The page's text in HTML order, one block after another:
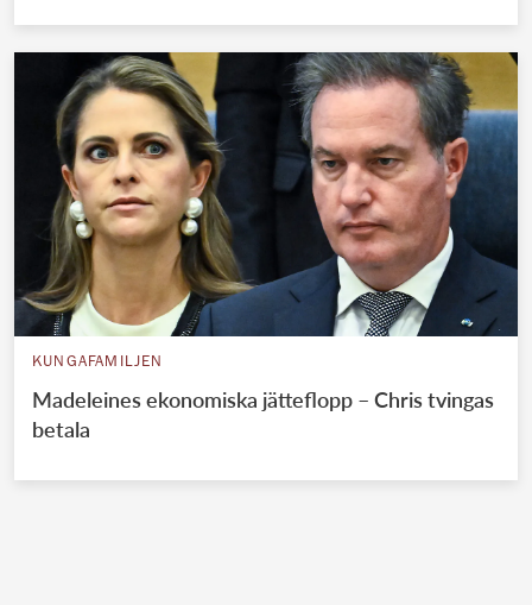
KUNGAFAMILJEN
Madeleines ekonomiska jätteflopp – Chris tvingas
betala